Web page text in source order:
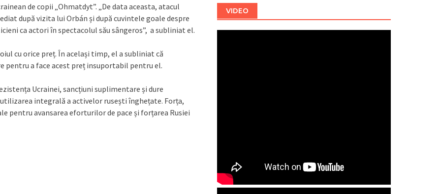
de copii „Ohmatdyt”. „De data aceasta, atacul
după vizita lui Orbán și după cuvintele goale despre
ca actori în spectacolul său sângeros”, a subliniat el.
cu orice preț. În același timp, el a subliniat că
pentru a face acest preț insuportabil pentru el.
Ucrainei, sancțiuni suplimentare și dure
integrală a activelor rusești înghețate. Forța,
pentru avansarea eforturilor de pace și forțarea Rusiei
VIDEO